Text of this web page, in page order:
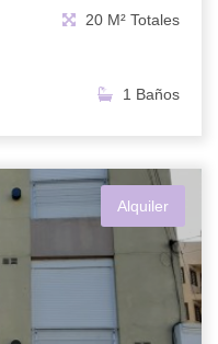
20 M² Totales
1 Baños
Alquiler